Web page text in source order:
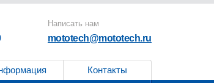
Написать нам
mototech@mototech.ru
Контакты